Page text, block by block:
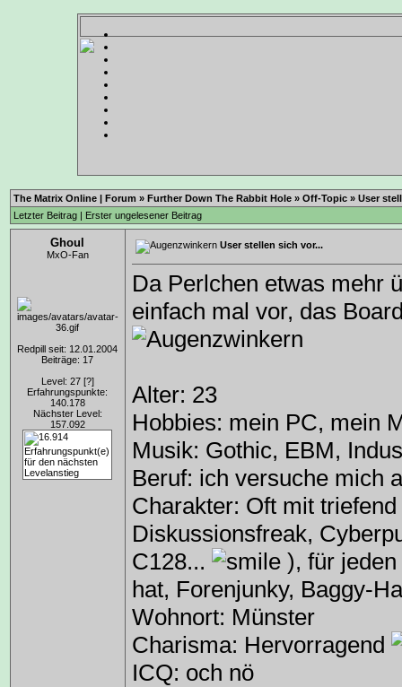
The Matrix Online | Forum » Further Down The Rabbit Hole» Off-Topic» User
Letzter Beitrag| Erster ungelesener Beitrag
Ghoul
MxO-Fan
Redpill seit: 12.01.2004
Beiträge: 17
Level: 27 [?]
Erfahrungspunkte:
140.178
Nächster Level:
157.092
User stellen sich vor...
Da Perlchen etwas mehr
einfach mal vor, das
Alter: 23
Hobbies: mein PC, mein
Musik: Gothic, EBM,
Beruf: ich versuche mich
Charakter: Oft mit
Diskussionsfreak,
C128...
), für jeden
hat, Forenjunky, Baggy-
Wohnort: Münster
Charisma: Hervorragend
ICQ: och nö